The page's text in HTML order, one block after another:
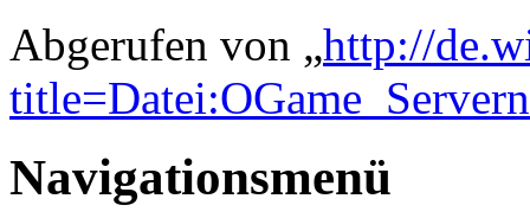
Abgerufen von „http://
Navigationsmenü